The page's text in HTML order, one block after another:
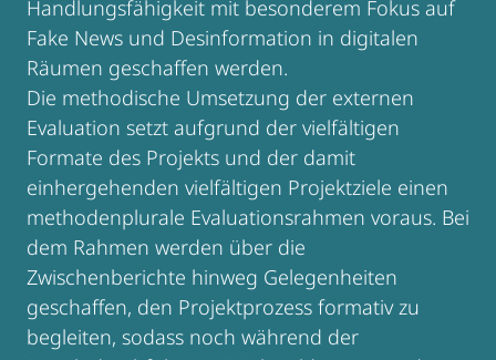
Handlungsfähigkeit mit besonderem Fokus auf
Fake News und Desinformation in digitalen
Räumen geschaffen werden.
Die methodische Umsetzung der externen
Evaluation setzt aufgrund der vielfältigen
Formate des Projekts und der damit
einhergehenden vielfältigen Projektziele einen
methodenplurale Evaluationsrahmen voraus. Bei
dem Rahmen werden über die
Zwischenberichte hinweg Gelegenheiten
geschaffen, den Projektprozess formativ zu
begleiten, sodass noch während der